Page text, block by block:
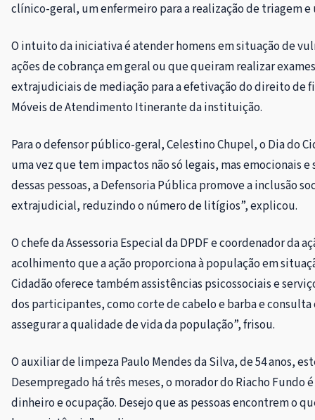
clínico-geral, um enfermeiro para a realização de triagem
O intuito da iniciativa é atender homens em situação de
ações de cobrança em geral ou que queiram realizar
extrajudiciais de mediação para a efetivação do direito de
Móveis de Atendimento Itinerante da instituição.
Para o defensor público-geral, Celestino Chupel, o Dia do
uma vez que tem impactos não só legais, mas emocionais
dessas pessoas, a Defensoria Pública promove a inclusão
extrajudicial, reduzindo o número de litígios”, explicou.
O chefe da Assessoria Especial da DPDF e coordenador da
acolhimento que a ação proporciona à população em
Cidadão oferece também assistências psicossociais e
dos participantes, como corte de cabelo e barba e
assegurar a qualidade de vida da população”, frisou.
O auxiliar de limpeza Paulo Mendes da Silva, de 54 anos,
Desempregado há três meses, o morador do Riacho
dinheiro e ocupação. Desejo que as pessoas encontrem o